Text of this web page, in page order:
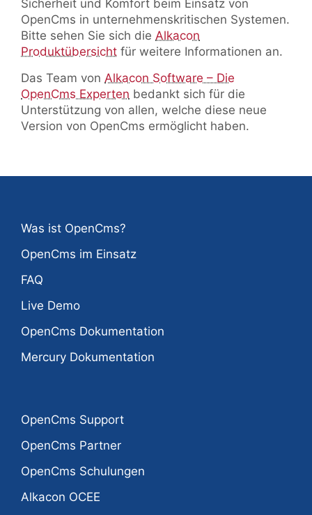
Sicherheit und Komfort beim Einsatz von
OpenCms in unternehmenskritischen Systemen.
Bitte sehen Sie sich die Alkacon
Produktübersicht für weitere Informationen an.
Das Team von Alkacon Software – Die
OpenCms Experten bedankt sich für die
Unterstützung von allen, welche diese neue
Version von OpenCms ermöglicht haben.
Was ist OpenCms?
OpenCms im Einsatz
FAQ
Live Demo
OpenCms Dokumentation
Mercury Dokumentation
OpenCms Support
OpenCms Partner
OpenCms Schulungen
Alkacon OCEE